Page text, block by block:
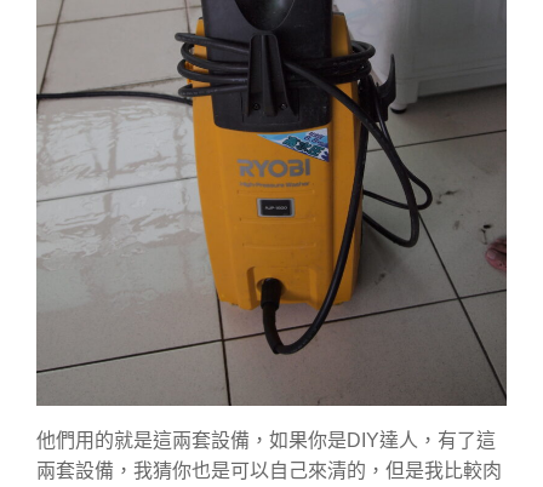
他們用的就是這兩套設備，如果你是DIY達人，有了這
兩套設備，我猜你也是可以自己來清的，但是我比較肉